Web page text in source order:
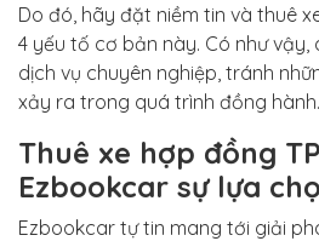
Do đó, hãy đặt niềm tin và thuê
4 yếu tố cơ bản này. Có như vậy,
dịch vụ chuyên nghiệp, tránh
xảy ra trong quá trình đồng hành.
Thuê xe hợp đồng
Ezbookcar sự lựa
Ezbookcar tự tin mang tới giải